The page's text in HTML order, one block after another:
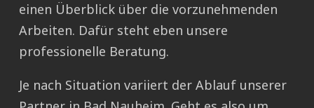
einen Überblick über die vorzunehmenden
Arbeiten. Dafür steht eben unsere
professionelle Beratung.
Je nach Situation variiert der Ablauf unserer